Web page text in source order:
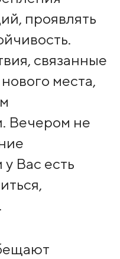
проявлять
связанные
места,
Вечером не
Вас есть